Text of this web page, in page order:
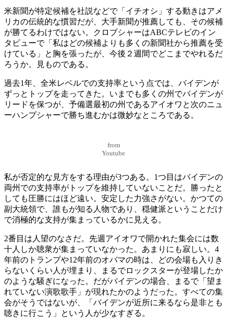
米新聞が特定候補を社説などで「イチオシ」する動きはアメ
リカの伝統的な慣習だが、大手新聞が推薦しても、その候補
が勝てるわけではない。クロブシャーはABCテレビのイン
タビューで「私はどの候補よりも多くの新聞社から推薦を受
けている」と胸を張ったが、今後２週間でどこまでやれるだ
ろうか。見ものである。
過去1年、全米レベルでの支持率という点では、バイデンが
ずっとトップを走ってきた。いまでも多くの州でバイデンが
リードを保つが、予備選最初の州であるアイオワと次のニュ
ーハンプシャーで勝ち進むかは微妙なところである。
from
Youtube
私が否定的な見方をする理由が3つある。1つ目はバイデンの
両州での支持率がトップを維持していないことだ。勝ったと
しても圧勝にはほど遠い。安定した力強さがない。かつての
副大統領で、誰もが知る人物であり、穏健派ということだけ
で消極的な支持が集まっているかに見える。
2番目は人望のなさだ。先週アイオワで開かれた集会には数
十人しか聴衆が集まっていなかった。あまりにも寂しい。4
年前のトランプや12年前のオバマの時は、どの会場も入りき
らないくらい人が埋まり、まるでロックスターが登場したか
のような騒ぎになった。だがバイデンの場合、まるで「望ま
れていない演歌歌手」が現れたかのようだった。すべての集
会がそうではないが、「バイデンが近所に来るなら是非とも
聴きに行こう」という人が少なすぎる。